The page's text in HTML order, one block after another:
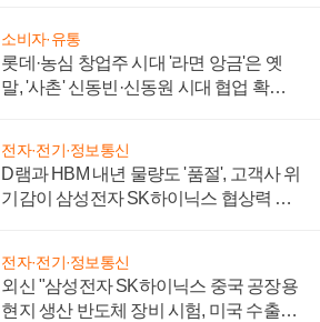
소비자·유통
롯데·농심 창업주 시대 '라면 앙금'은 옛
말, '사촌' 신동빈·신동원 시대 협업 확대
전자·전기·정보통신
D램과 HBM 내년 물량도 '품절', 고객사 위
기감이 삼성전자 SK하이닉스 협상력 더
전자·전기·정보통신
외신 "삼성전자 SK하이닉스 중국 공장용
현지 생산 반도체 장비 시험, 미국 수출통